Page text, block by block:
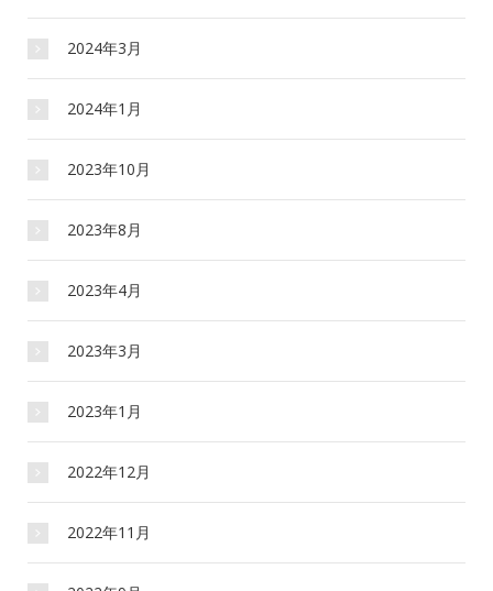
2024年3月
2024年1月
2023年10月
2023年8月
2023年4月
2023年3月
2023年1月
2022年12月
2022年11月